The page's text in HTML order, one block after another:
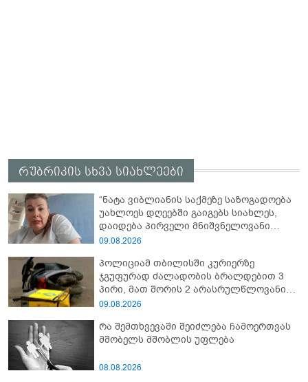
რუბრიკის სხვა სიახლეები
“ნატა ვიბლიანის საქმეზე საზოგადოება
უახლოეს დღეებში გაიგებს სიახლეს,
დაიდება პირველი მნიშვნელოვანი
შედეგი და...” - რას ამბობს ადვოკატი?
09.08.2026
პოლიციამ თბილისში კურიერზე
ჯგუფურად ძალადობის ბრალდებით 3
პირი, მათ შორის 2 არასრულწლოვანი
დააკავა
09.08.2026
რა შემთხვევაში შეიძლება ჩამოერთვას
მშობელს მშობლის უფლება
08.08.2026